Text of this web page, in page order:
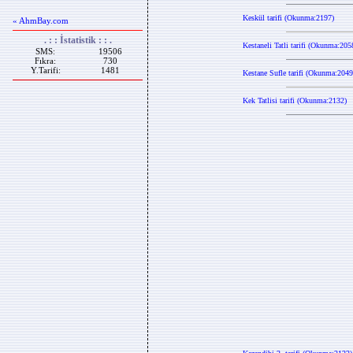
« AhmBay.com
. : : İstatistik : : .
SMS:
19506
Fıkra:
730
Y.Tarifi:
1481
Keskül tarifi (Okunma:2197)
Kestaneli Tatli tarifi
Kestane Sufle tarifi
Kek Tatlisi tarifi (Okunma:2132)